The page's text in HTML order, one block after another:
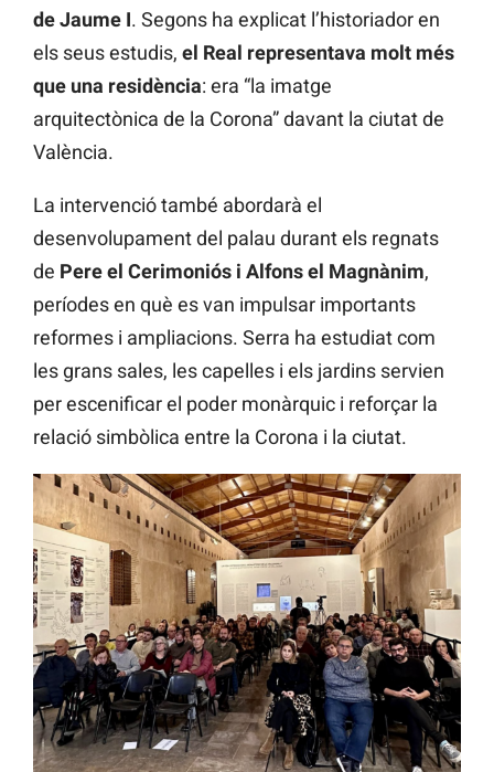
de Jaume I. Segons ha explicat l’historiador en
els seus estudis, el Real representava molt més
que una residència: era “la imatge
arquitectònica de la Corona” davant la ciutat de
València.
La intervenció també abordarà el
desenvolupament del palau durant els regnats
de Pere el Cerimoniós i Alfons el Magnànim,
períodes en què es van impulsar importants
reformes i ampliacions. Serra ha estudiat com
les grans sales, les capelles i els jardins servien
per escenificar el poder monàrquic i reforçar la
relació simbòlica entre la Corona i la ciutat.